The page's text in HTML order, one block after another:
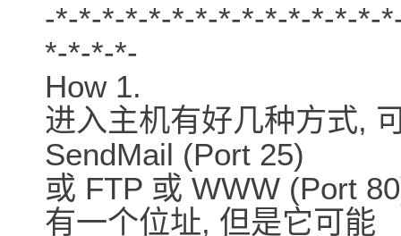
-*-*-*-*-*-*-*-*-*-*-*-*-*-*-
*-*-*-*-
How 1.
进入主机有好几种方式,
SendMail (Port 25)
或 FTP 或 WWW (Port
有一个位址, 但是它可能